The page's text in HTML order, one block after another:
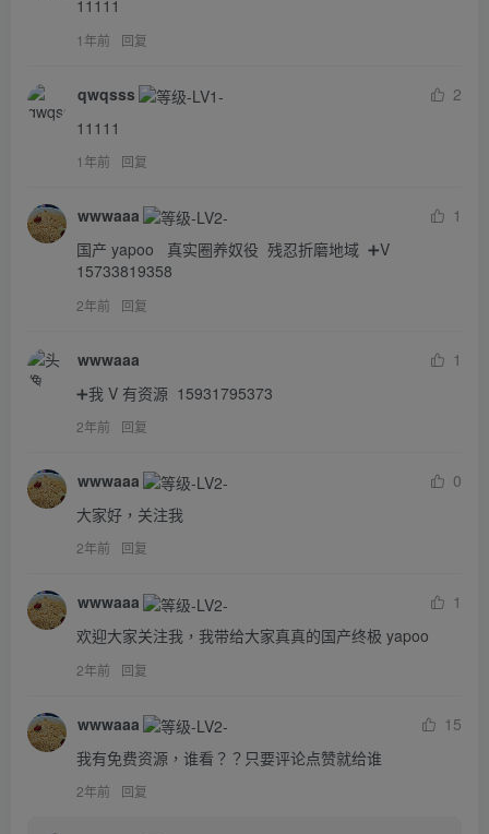
11111
1年前 回复
qwqsss
2
11111
1年前 回复
wwwaaa
1
国产 yapoo   真实圈养奴役  残忍折磨地域  ➕V
15733819358
2年前 回复
wwwaaa
1
➕我 V 有资源  15931795373
2年前 回复
wwwaaa
0
大家好，关注我
2年前 回复
wwwaaa
1
欢迎大家关注我，我带给大家真真的国产终极 yapoo
2年前 回复
wwwaaa
15
我有免费资源，谁看？？只要评论点赞就给谁
2年前 回复